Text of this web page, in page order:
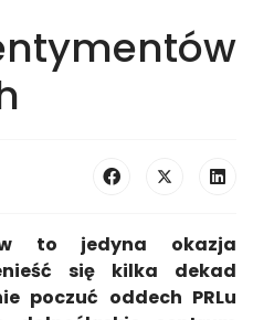
to jedyna okazja
się kilka dekad
poczuć oddech PRLu